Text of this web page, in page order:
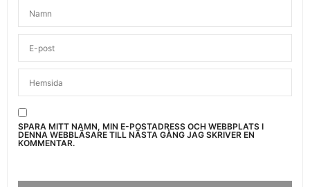
SPARA MITT NAMN, MIN E-POSTADRESS OCH WEBBPLATS I
DENNA WEBBLÄSARE TILL NÄSTA GÅNG JAG SKRIVER EN
KOMMENTAR.